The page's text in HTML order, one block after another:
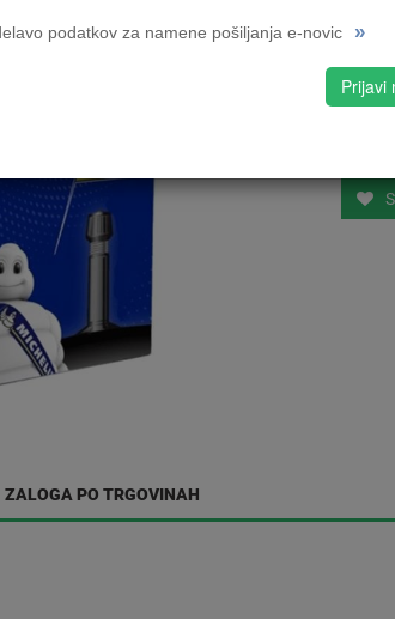
podatkov za namene pošiljanja e-novic »
Prijavi
29"
ZALOGA PO TRGOVINAH